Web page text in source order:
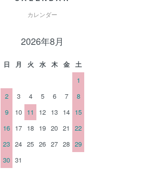
カレンダー
2026年8月
日 月 火 水 木 金
土
1
2
3 4 5 6 7
8
9
10 11 12 13 14 15
16 17 18 19 20 21
22
23 24 25 26 27 28 29
30 31